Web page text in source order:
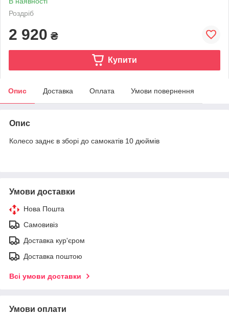
Роздріб
2 920 ₴
Купити
Опис Доставка Оплата Умови повернення
Опис
Колесо заднє в зборі до самокатів 10 дюймів
Умови доставки
Нова Пошта
Самовивіз
Доставка кур'єром
Доставка поштою
Всі умови доставки
Умови оплати